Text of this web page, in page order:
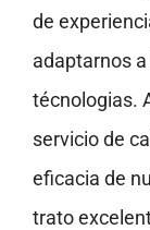
de
adaptarnos
técnologias.
servicio de
eficacia de
trato